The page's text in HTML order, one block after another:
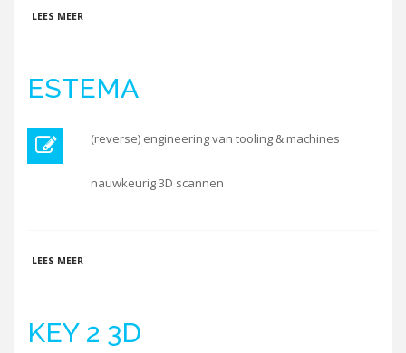
LEES MEER
ESTEMA
(reverse) engineering van tooling & machines
nauwkeurig 3D scannen
LEES MEER
KEY 2 3D